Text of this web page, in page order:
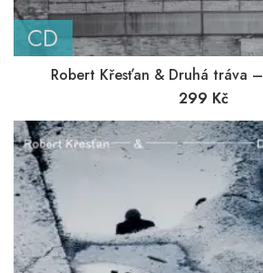
CD
Robert Křesťan & Druhá tráva
299 Kč